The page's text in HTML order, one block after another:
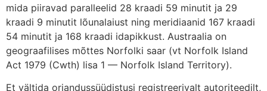
mida piiravad paralleelid 28 kraadi 59 minutit ja 29
kraadi 9 minutit lõunalaiust ning meridiaanid 167 kraadi
54 minutit ja 168 kraadi idapikkust. Austraalia on
geograafilises mõttes Norfolki saar (vt Norfolk Island
Act 1979 (Cwth) lisa 1 — Norfolk Island Territory).
Et vältida orjandussüüdistusi registreerivalt autoriteedilt,